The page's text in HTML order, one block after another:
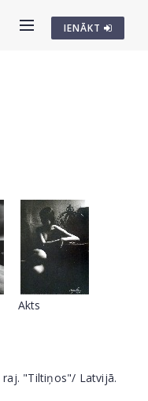
IENĀKT
Akts
raj. "Tiltiņos"/ Latvijā.